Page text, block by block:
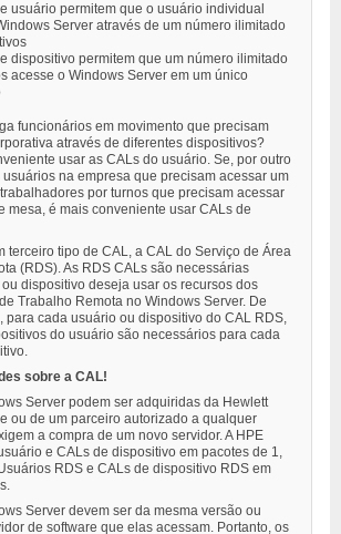
usuário permitem que o usuário individual
Server através de um número ilimitado
dispositivo permitem que um número ilimitado
acesse o Windows Server em um único
funcionários em movimento que precisam
através de diferentes dispositivos?
usar as CALs do usuário. Se, por outro
usuários na empresa que precisam acessar um
por turnos que precisam acessar
mesa, é mais conveniente usar CALs de
terceiro tipo de CAL, a CAL do Serviço de Área
(RDS). As RDS CALs são necessárias
dispositivo deseja usar os recursos dos
Trabalho Remota no Windows Server. De
para cada usuário ou dispositivo do CAL RDS,
do usuário são necessários para cada
sobre a CAL!
Server podem ser adquiridas da Hewlett
ou de um parceiro autorizado a qualquer
a compra de um novo servidor. A HPE
e CALs de dispositivo em pacotes de 1,
RDS e CALs de dispositivo RDS em
Server devem ser da mesma versão ou
de software que elas acessam. Portanto, os